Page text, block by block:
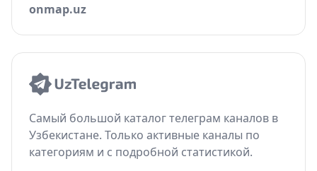
onmap.uz
Самый большой каталог телеграм каналов в
Узбекистане. Только активные каналы по
категориям и с подробной статистикой.